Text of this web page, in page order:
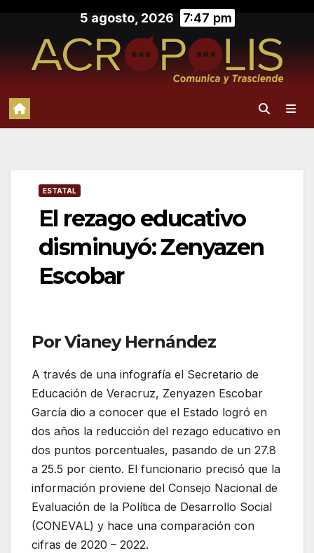
contenido
5 agosto, 2026 7:47 pm
ESTATAL
El rezago educativo
disminuyó: Zenyazen
Escobar
Por Vianey Hernández
A través de una infografía el Secretario de
Educación de Veracruz, Zenyazen Escobar
García dio a conocer que el Estado logró en
dos años la reducción del rezago educativo en
dos puntos porcentuales, pasando de un 27.8
a 25.5 por ciento. El funcionario precisó que la
información proviene del Consejo Nacional de
Evaluación de la Política de Desarrollo Social
(CONEVAL) y hace una comparación con
cifras de 2020 – 2022.